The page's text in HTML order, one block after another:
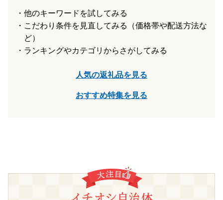
他のキーワードを試してみる
こだわり条件を見直してみる（価格帯や配送方法な
ど）
ランキングやカテゴリからさがしてみる
人気の返礼品を見る
おすすめ特集を見る